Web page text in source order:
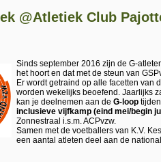
@Atletiek Club
Sinds september 2016 zijn de G-
het hoort en dat met de steun van
Er wordt getraind op alle facetten van
worden wekelijks beoefend. Jaarlijks
kan je deelnemen aan de G-loop
inclusieve vijfkamp (eind mei/begin
Zonnestraal i.s.m. ACPvzw.
Samen met de voetballers van K.V.
een aantal atleten deel aan de